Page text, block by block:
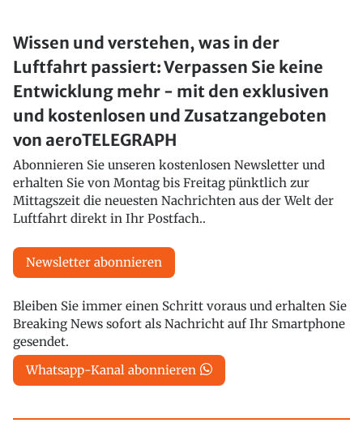
Wissen und verstehen, was in der
Luftfahrt passiert: Verpassen Sie keine
Entwicklung mehr - mit den exklusiven
und kostenlosen und Zusatzangeboten
von aeroTELEGRAPH
Abonnieren Sie unseren kostenlosen Newsletter und
erhalten Sie von Montag bis Freitag pünktlich zur
Mittagszeit die neuesten Nachrichten aus der Welt der
Luftfahrt direkt in Ihr Postfach..
Newsletter abonnieren
Bleiben Sie immer einen Schritt voraus und erhalten Sie
Breaking News sofort als Nachricht auf Ihr Smartphone
gesendet.
Whatsapp-Kanal abonnieren